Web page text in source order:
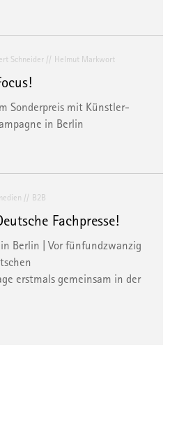
Schneider Helmut Markwort
Sonderpreis mit Künstler-
in Berlin
B2B
Fachpresse!
Berlin | Vor fünfundzwanzig
erstmals gemeinsam in der